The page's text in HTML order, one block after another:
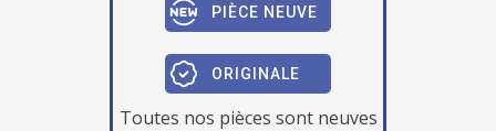
PIÈCE NEUVE
ORIGINALE
Toutes nos pièces sont neuves